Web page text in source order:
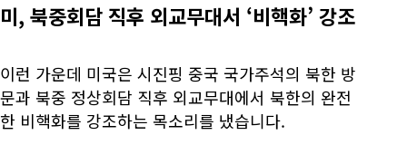
미, 북중회담 직후 외교무대서 ‘비핵화’ 강조
이런 가운데 미국은 시진핑 중국 국가주석의 북한 방
문과 북중 정상회담 직후 외교무대에서 북한의 완전
한 비핵화를 강조하는 목소리를 냈습니다.